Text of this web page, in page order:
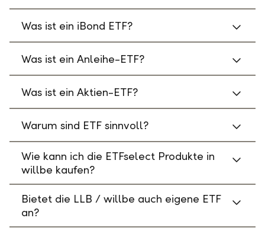
Was ist ein iBond ETF?
Was ist ein Anleihe-ETF?
Was ist ein Aktien-ETF?
Warum sind ETF sinnvoll?
Wie kann ich die ETFselect Produkte in
willbe kaufen?
Bietet die LLB / willbe auch eigene ETF
an?